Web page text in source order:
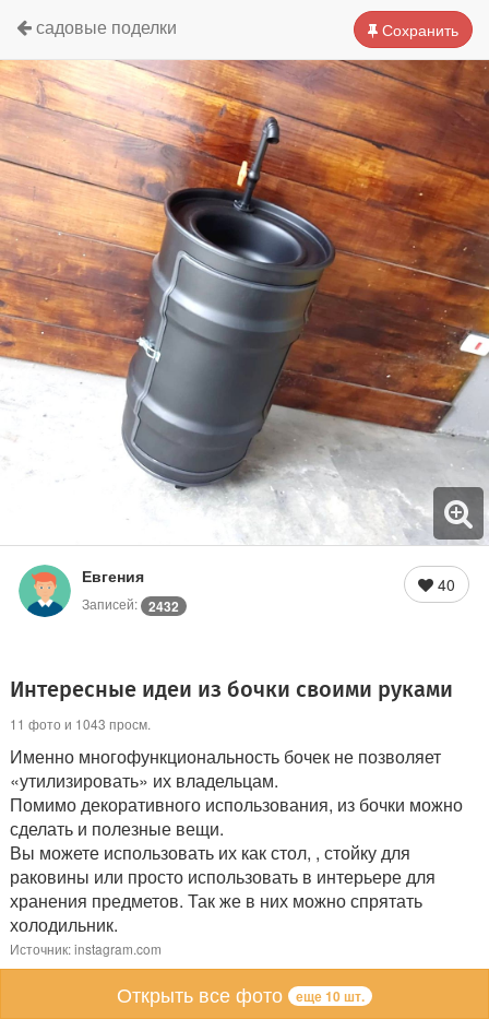
Сохранить
садовые поделки
Евгения
Записей: 2432
40
Интересные идеи из бочки своими руками
11 фото и 1043 просм.
Именно многофункциональность бочек не позволяет
«утилизировать» их владельцам.
Помимо декоративного использования, из бочки можно
сделать и полезные вещи.
Вы можете использовать их как стол, , стойку для
раковины или просто использовать в интерьере для
хранения предметов. Так же в них можно спрятать
холодильник.
Источник: instagram.com
Открыть все фото еще 10 шт.